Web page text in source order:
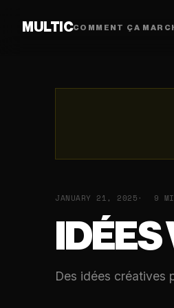
MULTICCOMMENT ÇA
JANUARY 21, 2025 9
Des idées créatives